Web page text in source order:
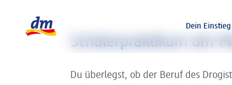
Dein Einstieg
Schülerpraktikum dm-
Du überlegst, ob der Beruf des